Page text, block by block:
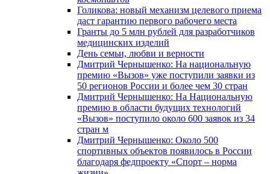
Голикова: новый механизм целевого приема
даст гарантию первого рабочего места
Гранты до 5 млн рублей для разработчиков
медицинских изделий
День семьи, любви и верности
Дмитрий Чернышенко: На национальную
премию «Вызов» уже поступили заявки из
50 регионов России и более чем 30 стран
Дмитрий Чернышенко: На Национальную
премию в области будущих технологий
«Вызов» поступило около 600 заявок из 34
стран м
Дмитрий Чернышенко: Около 500
спортивных объектов появилось в России
благодаря федпроекту «Спорт – норма